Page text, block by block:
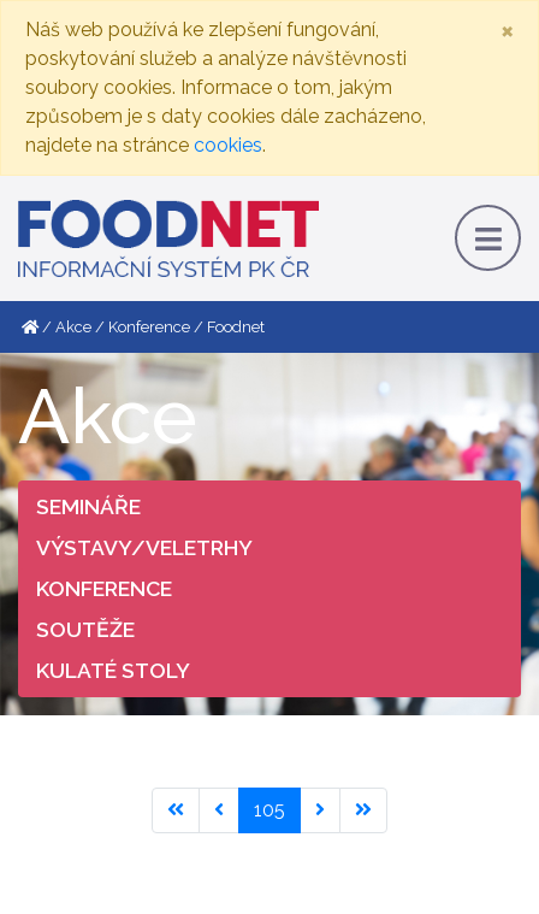
Náš web používá ke zlepšení fungování,
poskytování služeb a analýze návštěvnosti
soubory cookies. Informace o tom, jakým
způsobem je s daty cookies dále zacházeno,
najdete na stránce cookies.
×
Akce Konference Foodnet
Akce
SEMINÁŘE
VÝSTAVY/VELETRHY
KONFERENCE
SOUTĚŽE
KULATÉ STOLY
105